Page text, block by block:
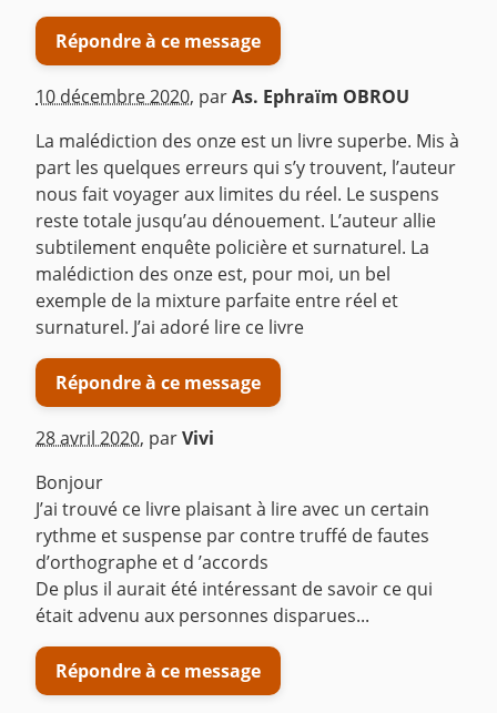
Répondre à ce message
10 décembre 2020, parAs. Ephraïm OBROU
La malédiction des onze est un livre superbe. Mis à
part les quelques erreurs qui s’y trouvent, l’auteur
nous fait voyager aux limites du réel. Le suspens
reste totale jusqu’au dénouement. L’auteur allie
subtilement enquête policière et surnaturel. La
malédiction des onze est, pour moi, un bel
exemple de la mixture parfaite entre réel et
surnaturel. J’ai adoré lire ce livre
Répondre à ce message
28 avril 2020, parVivi
Bonjour
J’ai trouvé ce livre plaisant à lire avec un certain
rythme et suspense par contre truffé de fautes
d’orthographe et d ’accords
De plus il aurait été intéressant de savoir ce qui
était advenu aux personnes disparues...
Répondre à ce message